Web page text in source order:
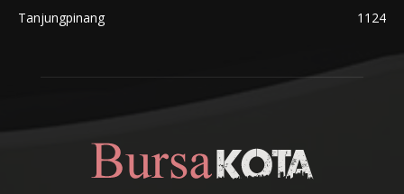
Tanjungpinang
1124